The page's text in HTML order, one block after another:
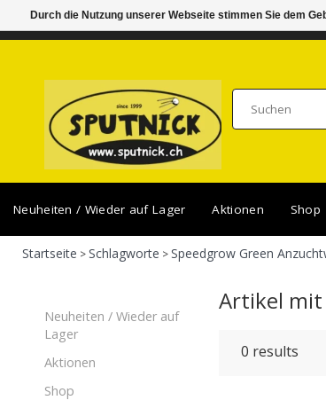
DI-FR 11.00 - 18.30, SA 10.00 - 16.00
Neuheiten / Wieder auf Lager Aktionen Shop
Startseite >Schlagworte >Speedgrow Green
Neuheiten / Wieder auf
Lager
Aktionen
Shop
Artikel mit
0 results
Durch die Nutzung unserer Webseite stimmen Sie dem